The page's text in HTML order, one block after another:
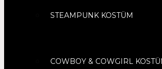
STEAMPUNK KOSTÜM
COWBOY & COWGIRL